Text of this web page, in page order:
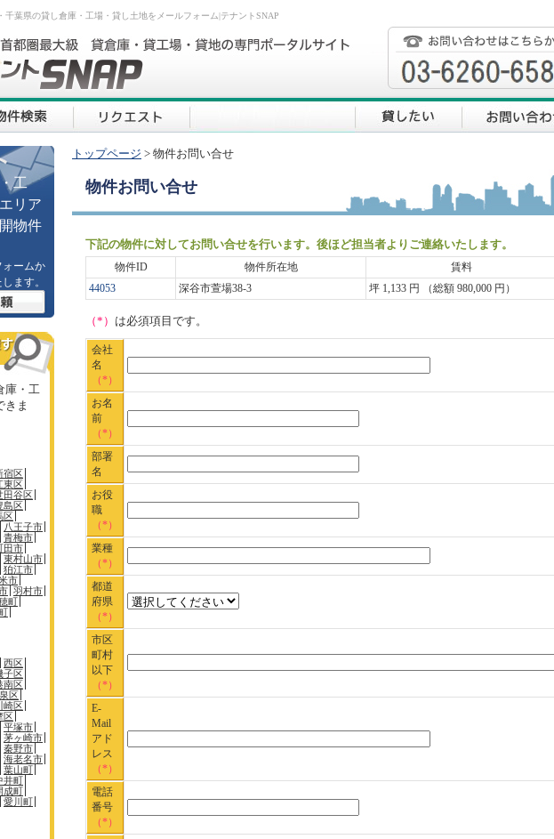
千葉県の貸し倉庫・工場・貸し土地をメールフォーム|テナントSNAP
工
リア
物件
ォームか
ます。
庫・工
きま
宿区
東区
田谷区
島区
区
八王子市
青梅市
田市
東村山市
狛江市
市
羽村市
町
西区
子区
南区
泉区
崎区
区
平塚市
茅ヶ崎市
秦野市
海老名市
葉山町
井町
成町
愛川町
トップページ > 物件お問い合せ
物件お問い合せ
下記の物件に対してお問い合せを行います。後ほど担当者よりご連絡いたします。
物件ID 物件所在地
賃料
44053
深谷市萱場38-3 坪 1,133 円 （総額 980,000 円）
（*） は必須項目です。
会社
名
（*）
お名
前
（*）
部署
名
お役
職
（*）
業種
（*）
都道
府県
（*）
市区
町村
以下
（*）
E-
Mail
アド
レス
（*）
電話
番号
（*）